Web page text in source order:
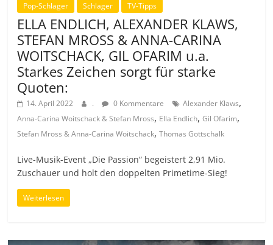
Pop-Schlager Schlager TV-Tipps
ELLA ENDLICH, ALEXANDER KLAWS,
STEFAN MROSS & ANNA-CARINA
WOITSCHACK, GIL OFARIM u.a.
Starkes Zeichen sorgt für starke
Quoten:
14. April 2022 . 0 Kommentare Alexander Klaws,
Anna-Carina Woitschack & Stefan Mross, Ella Endlich,Gil Ofarim,
Stefan Mross & Anna-Carina Woitschack,Thomas Gottschalk
Live-Musik-Event „Die Passion“ begeistert 2,91 Mio.
Zuschauer und holt den doppelten Primetime-Sieg!
Weiterlesen